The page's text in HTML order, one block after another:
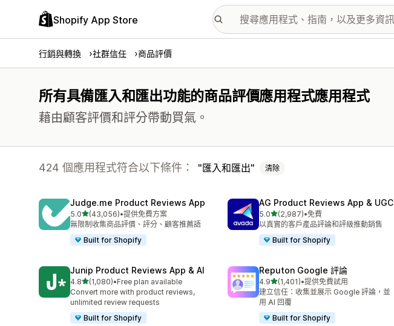
Shopify App Store
行銷與轉換 社群信任 商品評價
所有具備匯入和匯出功能的商品評價應用程式應用程式
藉由顧客評價和評分帶動買氣。
424 個應用程式符合以下條件： 匯入和匯出 清除
Judge.me Product Reviews App
5.0滿分 5 顆星
(43,056)
共有 43056 則評價
•提供免費方案
無限制收集商品評價、評分、顧客推薦語
Built for Shopify
AG Product Reviews App & UGC
5.0滿分 5 顆星
(2,987)
共有 2987 則評價
•免費
以真實的客戶產品評論和評級推動銷售
Built for Shopify
Junip Product Reviews App & AI
4.8滿分 5 顆星
(1,080)
共有 1080 則評價
•Free plan available
Convert more with product reviews,
unlimited review requests
Built for Shopify
Reputon Google 評論
4.9滿分 5 顆星
(1,401)
共有 1401 則評價
•提供免費試用
建立信任：收集並展示 Google 評論，並
用 AI 回覆
Built for Shopify